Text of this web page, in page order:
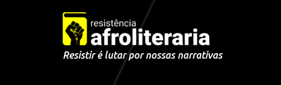
Pular para o conteúdo
Resistir é lutar por nossas narrativas